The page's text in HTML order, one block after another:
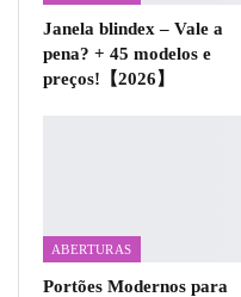
Janela blindex – Vale a
pena? + 45 modelos e
preços!【2026】
ABERTURAS
Portões Modernos para